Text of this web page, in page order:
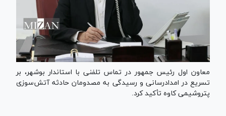
معاون اول رئیس جمهور در تماس تلفنی با استاندار بوشهر، بر
تسریع در امدادرسانی و رسیدگی به مصدومان حادثه آتش‌سوزی
پتروشیمی کاوه تأکید کرد.